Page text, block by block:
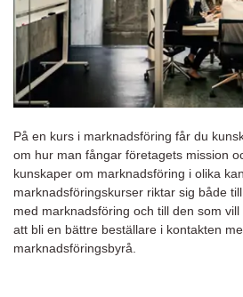
På en kurs i marknadsföring får du
om hur man fångar företagets mission
kunskaper om marknadsföring i olika
marknadsföringskurser riktar sig både
med marknadsföring och till den som
att bli en bättre beställare i kontakten
marknadsföringsbyrå.